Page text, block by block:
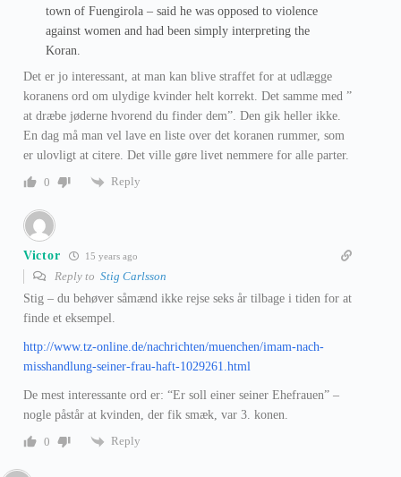
town of Fuengirola – said he was opposed to violence
against women and had been simply interpreting the
Koran.
Det er jo interessant, at man kan blive straffet for at udlægge
koranens ord om ulydige kvinder helt korrekt. Det samme med ”
at dræbe jøderne hvorend du finder dem”. Den gik heller ikke.
En dag må man vel lave en liste over det koranen rummer, som
er ulovligt at citere. Det ville gøre livet nemmere for alle parter.
0
Reply
Victor 15 years ago
Reply to Stig Carlsson
Stig – du behøver såmænd ikke rejse seks år tilbage i tiden for at
finde et eksempel.
http://www.tz-online.de/nachrichten/muenchen/imam-nach-
misshandlung-seiner-frau-haft-1029261.html
De mest interessante ord er: “Er soll einer seiner Ehefrauen” –
nogle påstår at kvinden, der fik smæk, var 3. konen.
0
Reply